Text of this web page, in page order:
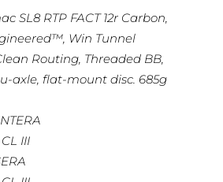
SL8 RTP FACT 12r Carbon,
Win Tunnel
Routing, Threaded BB,
axle, flat-mount disc. 685g
III